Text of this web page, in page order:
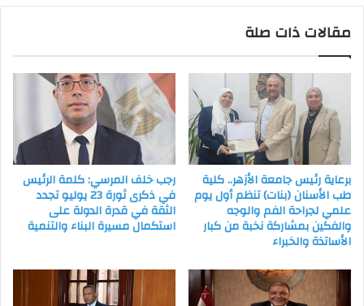
مقالات ذات صلة
برعاية رئيس جامعة الأزهر.. كلية
طب الأسنان (بنات) تنظم أول يوم
علمي لجراحة الفم والوجه
والفكين بمشاركة نخبة من كبار
الأساتذة والخبراء
رجب خلف المرسي: كلمة الرئيس
في ذكرى ثورة 23 يوليو تجدد
الثقة في قدرة الدولة على
استكمال مسيرة البناء والتنمية